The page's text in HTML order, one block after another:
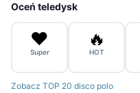
Oceń teledysk
❤️
Super
🔥
HOT
Zobacz TOP 20 disco polo